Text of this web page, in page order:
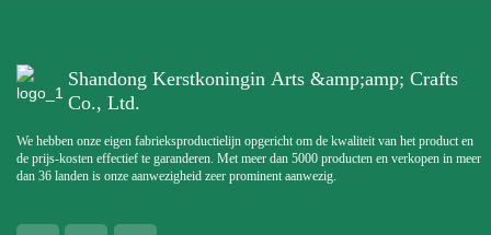
Shandong Kerstkoningin Arts &amp;amp; Crafts
Co., Ltd.
We hebben onze eigen fabrieksproductielijn opgericht om de kwaliteit van het product en
de prijs-kosten effectief te garanderen. Met meer dan 5000 producten en verkopen in meer
dan 36 landen is onze aanwezigheid zeer prominent aanwezig.